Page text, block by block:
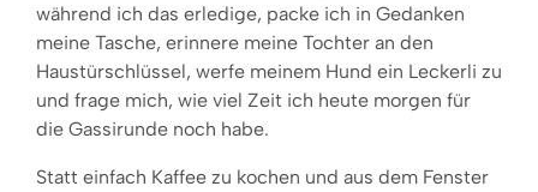
während ich das erledige, packe ich in Gedanken
meine Tasche, erinnere meine Tochter an den
Haustürschlüssel, werfe meinem Hund ein Leckerli zu
und frage mich, wie viel Zeit ich heute morgen für
die Gassirunde noch habe.
Statt einfach Kaffee zu kochen und aus dem Fenster